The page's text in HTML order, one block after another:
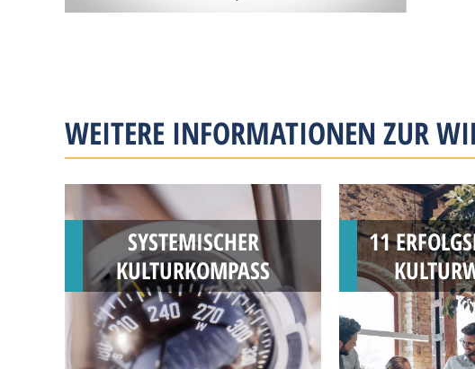
WEITERE INFORMATIONEN ZUR
SYSTEMISCHER
KULTURKOMPASS
11